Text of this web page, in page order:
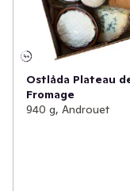
Ostlåda Plateau
Fromage
940 g, Androuet